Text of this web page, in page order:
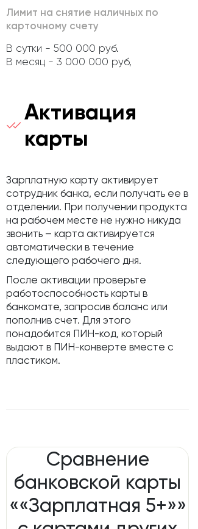
Лимит на снятие наличных по
карточному счету
В сутки - 500 000 руб.
В месяц - 3 000 000 руб,
Активация
карты
Зарплатную карту активирует
сотрудник банка, если получать ее в
отделении. При получении продукта
на рабочем месте не нужно никуда
звонить – карта активируется
автоматически в течение
следующего рабочего дня.
После активации проверьте
работоспособность карты в
банкомате, запросив баланс или
пополнив счет. Для этого
понадобится ПИН-код, который
выдают в ПИН-конверте вместе с
пластиком.
Сравнение
банковской карты
««Зарплатная 5+»»